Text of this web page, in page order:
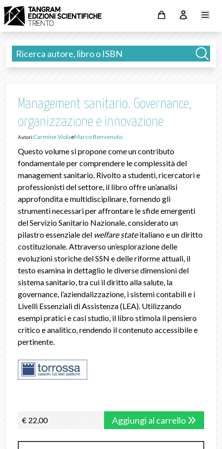
Management sanitario. Governance,
organizzazione e innovazione
Autori:Carmine ViolaeMarco Benvenuto
Questo volume si propone come un contributo
fondamentale per comprendere le complessità del
management sanitario. Rivolto a studenti, ricercatori e
professionisti del settore, il libro offre un’analisi
approfondita e multidisciplinare, fornendo gli
strumenti necessari per affrontare le sfide emergenti
del Servizio Sanitario Nazionale, considerato un
pilastro essenziale del welfare stateitaliano e un diritto
costituzionale. Attraverso un’esplorazione delle
evoluzioni storiche del SSN e delle riforme attuali, il
testo esamina in dettaglio le diverse dimensioni del
sistema sanitario, tra cui il diritto alla salute, la
governance, l’aziendalizzazione, i sistemi contabili e i
Livelli Essenziali di Assistenza (LEA). Utilizzando
esempi pratici e casi studio, il libro stimola il pensiero
critico e analitico, rendendo il contenuto accessibile e
pertinente.
€ 22,00 Aggiungi al carrello